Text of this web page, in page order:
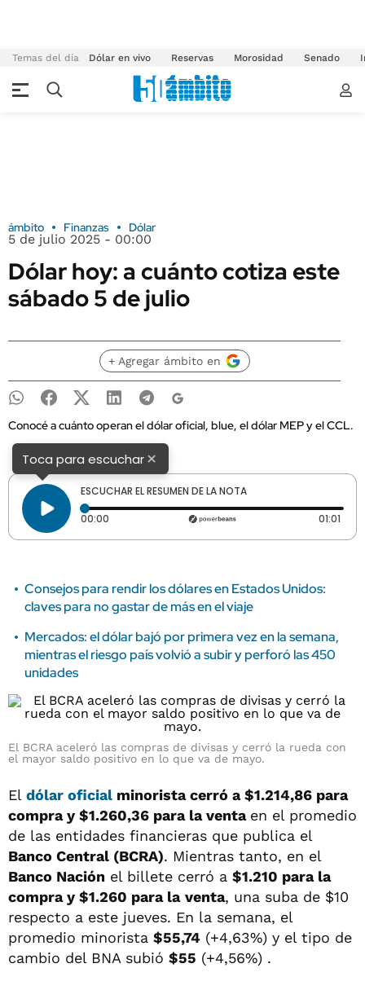
Temas del día Dólar en vivo Reservas Morosidad Senado
ámbito Finanzas Dólar
5 de julio 2025 - 00:00
Dólar hoy: a cuánto cotiza este
sábado 5 de julio
+ Agregar ámbito en
Conocé a cuánto operan el dólar oficial, blue, el dólar MEP y el CCL.
Toca para escuchar×
ESCUCHAR EL RESUMEN DE LA NOTA
00:00 Tiempo transcurrido: 0 segundos 01:01
Consejos para rendir los dólares en Estados Unidos:
claves para no gastar de más en el viaje
Mercados: el dólar bajó por primera vez en la semana,
mientras el riesgo país volvió a subir y perforó las 450
unidades
El BCRA aceleró las compras de divisas y cerró la rueda con
el mayor saldo positivo en lo que va de mayo.
El dólar oficial minoristacerró a $1.214,86 para
compra y $1.260,36 para la venta en el promedio
de las entidades financieras que publica el
Banco Central (BCRA). Mientras tanto, en el
Banco Nación el billete cerró a $1.210 para la
compra y $1.260 para la venta, una suba de $10
respecto a este jueves. En la semana, el
promedio minorista $55,74 (+4,63%) y el tipo de
cambio del BNA subió $55 (+4,56%) .